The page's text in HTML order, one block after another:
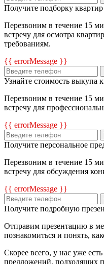
Получите подборку
Перезвоним в течение 15
встречу для осмотра
требованиям.
{{ errorMessage }}
Узнайте стоимость выкупа
Перезвоним в течение 15
встречу для
{{ errorMessage }}
Получите персональное
Перезвоним в течение 15
встречу для обсуждения
{{ errorMessage }}
Получите подробную
Отправим презентацию в
познакомиться и понять,
Скорее всего, у нас уже
предложений, подходящих